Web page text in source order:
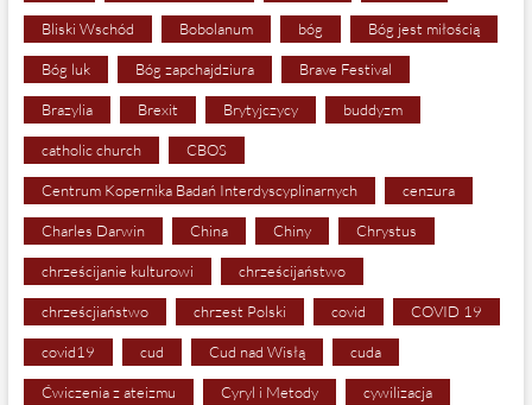
Bliski Wschód Bobolanum bóg Bóg jest miłością
Bóg luk Bóg zapchajdziura Brave Festival
Brazylia Brexit Brytyjczycy buddyzm
catholic church CBOS
Centrum Kopernika Badań Interdyscyplinarnych cenzura
Charles Darwin China Chiny Chrystus
chrześcijanie kulturowi chrześcijaństwo
chrześcjiaństwo chrzest Polski covid COVID 19
covid19 cud Cud nad Wisłą cuda
Ćwiczenia z ateizmu Cyryl i Metody cywilizacja